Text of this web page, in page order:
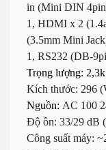
in (Mini DIN
1, HDMI x 2
(3.5mm Mini
1, RS232 (DB-
Trọng lượng:
Kích thước: 296
Nguồn: AC 100
Độ ồn: 33/29 dB
Công suất máy: